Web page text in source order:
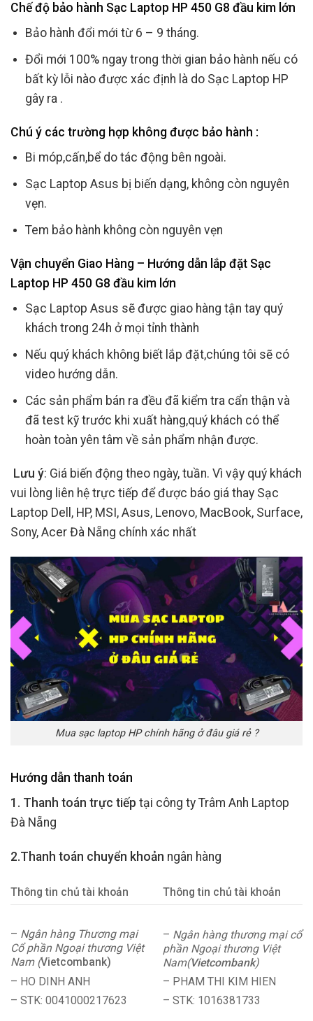
Chế độ bảo hành Sạc Laptop HP 450 G8 đầu kim lớn
Bảo hành đổi mới từ 6 – 9 tháng.
Đổi mới 100% ngay trong thời gian bảo hành nếu có
bất kỳ lỗi nào được xác định là do Sạc Laptop HP
gây ra .
Chú ý các trường hợp không được bảo hành :
Bi móp,cấn,bể do tác động bên ngoài.
Sạc Laptop Asus bị biến dạng, không còn nguyên
vẹn.
Tem bảo hành không còn nguyên vẹn
Vận chuyển Giao Hàng – Hướng dẫn lắp đặt Sạc
Laptop HP 450 G8 đầu kim lớn
Sạc Laptop Asus sẽ được giao hàng tận tay quý
khách trong 24h ở mọi tỉnh thành
Nếu quý khách không biết lắp đặt,chúng tôi sẽ có
video hướng dẫn.
Các sản phẩm bán ra đều đã kiểm tra cẩn thận và
đã test kỹ trước khi xuất hàng,quý khách có thể
hoàn toàn yên tâm về sản phẩm nhận được.
Lưu ý: Giá biến động theo ngày, tuần. Vì vậy quý khách
vui lòng liên hệ trực tiếp để được báo giá thay Sạc
Laptop Dell, HP, MSI, Asus, Lenovo, MacBook, Surface,
Sony, Acer Đà Nẵng chính xác nhất
Mua sạc laptop HP chính hãng ở đâu giá rẻ ?
Hướng dẫn thanh toán
1. Thanh toán trực tiếp tại công ty Trâm Anh Laptop
Đà Nẵng
2.Thanh toán chuyển khoản ngân hàng
Thông tin chủ tài khoản Thông tin chủ tài khoản
– Ngân hàng Thương mại
Cổ phần Ngoại thương Việt
Nam (Vietcombank)
– HO DINH ANH
– STK: 0041000217623
– Ngân hàng thương mại cổ
phần Ngoại thương Việt
Nam(Vietcombank)
– PHAM THI KIM HIEN
– STK: 1016381733